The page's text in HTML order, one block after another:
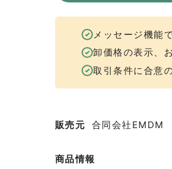
メッセージ機能
卸価格の表示、
取引条件に合意
販売元 合同会社EMDM
商品情報